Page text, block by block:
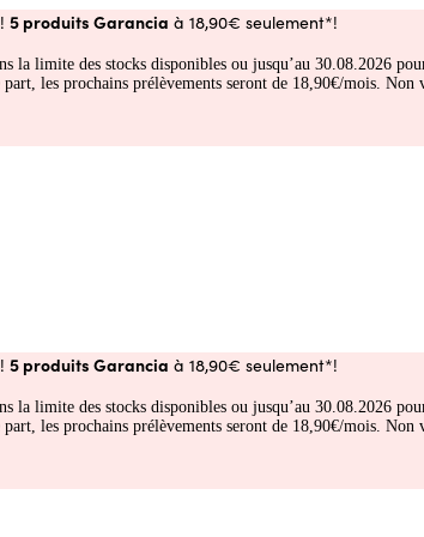
5 produits Garancia à 18,90€ seulement*!
la limite des stocks disponibles ou jusqu’au 30.08.2026
les prochains prélèvements seront de 18,90€/mois. Non
5 produits Garancia à 18,90€ seulement*!
la limite des stocks disponibles ou jusqu’au 30.08.2026
les prochains prélèvements seront de 18,90€/mois. Non